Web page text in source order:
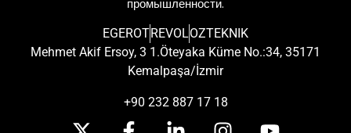
промышленности.
EGEROTREVOLOZTEKNIK
Mehmet Akif Ersoy, 3 1.Öteyaka Küme No.:34, 35171
Kemalpaşa/İzmir
+90 232 887 17 18